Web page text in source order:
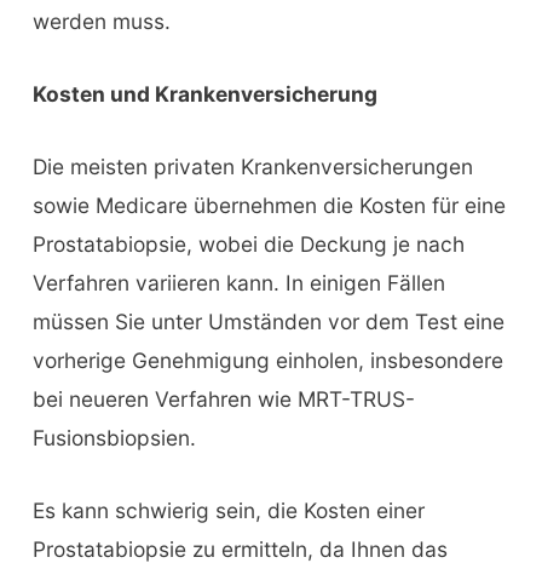
werden muss.
Kosten und Krankenversicherung
Die meisten privaten Krankenversicherungen
sowie Medicare übernehmen die Kosten für eine
Prostatabiopsie, wobei die Deckung je nach
Verfahren variieren kann. In einigen Fällen
müssen Sie unter Umständen vor dem Test eine
vorherige Genehmigung einholen, insbesondere
bei neueren Verfahren wie MRT-TRUS-
Fusionsbiopsien.
Es kann schwierig sein, die Kosten einer
Prostatabiopsie zu ermitteln, da Ihnen das